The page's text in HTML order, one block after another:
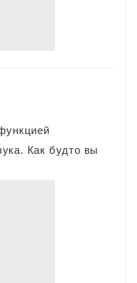
Как будто вы